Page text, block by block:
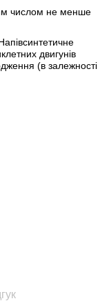
числом не менше
двигунів
(в залежності